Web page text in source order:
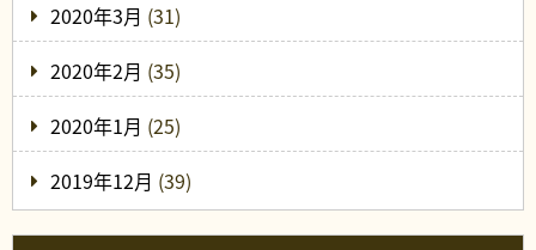
2020年3月 (31)
2020年2月 (35)
2020年1月 (25)
2019年12月 (39)